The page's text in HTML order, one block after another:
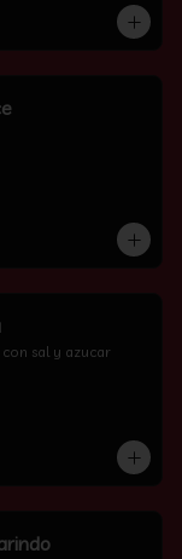
sal y azucar